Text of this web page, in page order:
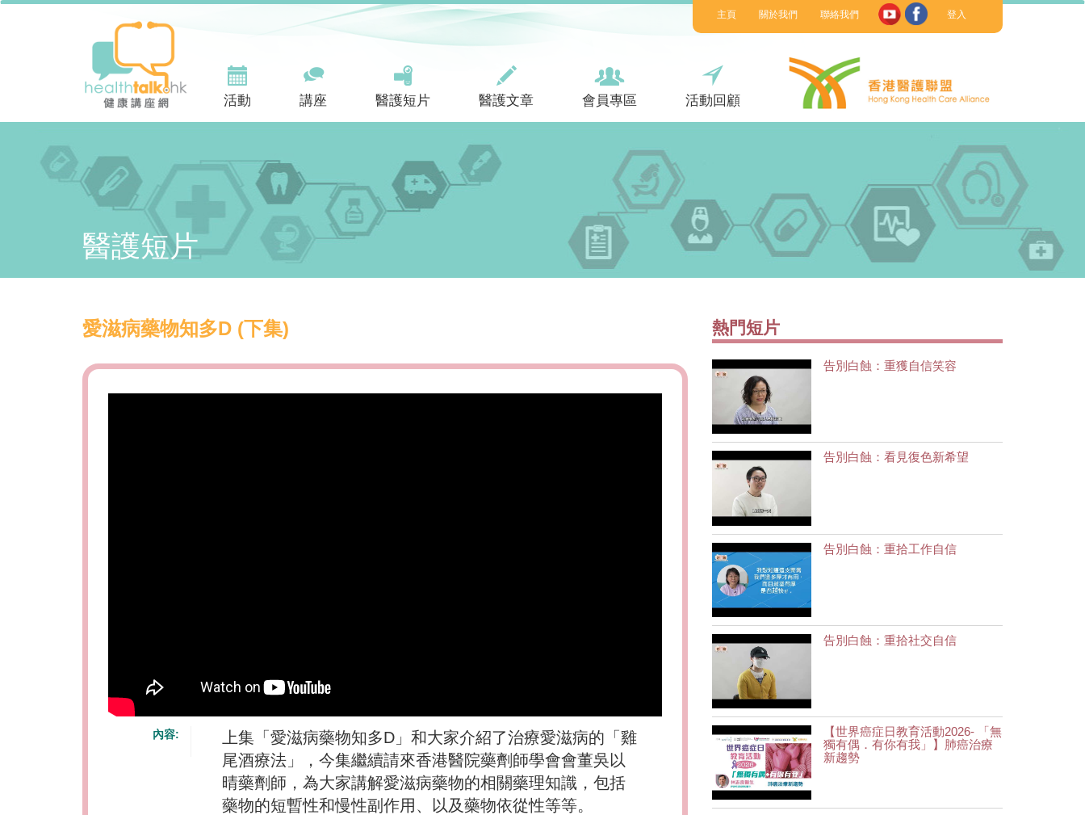
活動 講座 醫護短片 醫護文章 會員專區 活動回顧
主頁 關於我們 聯絡我們 登入
醫護短片
愛滋病藥物知多D (下集)
內容:
上集「愛滋病藥物知多D」和大家介紹了治療愛滋病的「雞
尾酒療法」，今集繼續請來香港醫院藥劑師學會會董吳以
晴藥劑師，為大家講解愛滋病藥物的相關藥理知識，包括
藥物的短暫性和慢性副作用、以及藥物依從性等等。
熱門短片
告別白蝕：重獲自信笑容
告別白蝕：看見復色新希望
告別白蝕：重拾工作自信
告別白蝕：重拾社交自信
【世界癌症日教育活動2026- 「無
獨有偶．有你有我」】肺癌治療
新趨勢